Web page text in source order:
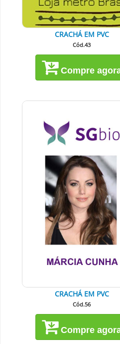
CRACHÁ EM PVC
Cód.43
Compre
CRACHÁ EM PVC
Cód.56
Compre